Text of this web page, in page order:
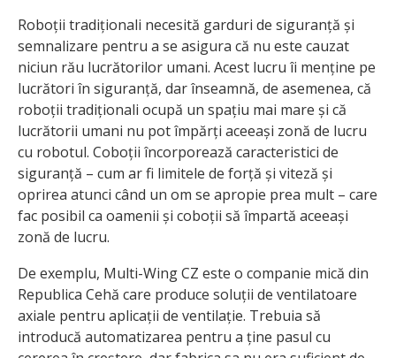
Roboții tradiționali necesită garduri de siguranță și
semnalizare pentru a se asigura că nu este cauzat
niciun rău lucrătorilor umani. Acest lucru îi menține pe
lucrători în siguranță, dar înseamnă, de asemenea, că
roboții tradiționali ocupă un spațiu mai mare și că
lucrătorii umani nu pot împărți aceeași zonă de lucru
cu robotul. Coboții încorporează caracteristici de
siguranță – cum ar fi limitele de forță și viteză și
oprirea atunci când un om se apropie prea mult – care
fac posibil ca oamenii și coboții să împartă aceeași
zonă de lucru.
De exemplu, Multi-Wing CZ este o companie mică din
Republica Cehă care produce soluții de ventilatoare
axiale pentru aplicații de ventilație. Trebuia să
introducă automatizarea pentru a ține pasul cu